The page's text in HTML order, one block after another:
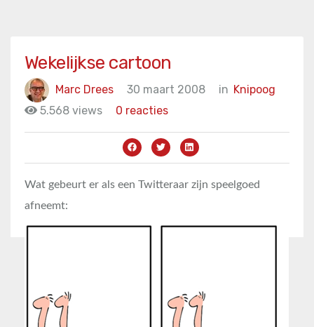
Wekelijkse cartoon
Marc Drees 30 maart 2008 in Knipoog
5.568 views
0 reacties
Wat gebeurt er als een Twitteraar zijn speelgoed
afneemt: